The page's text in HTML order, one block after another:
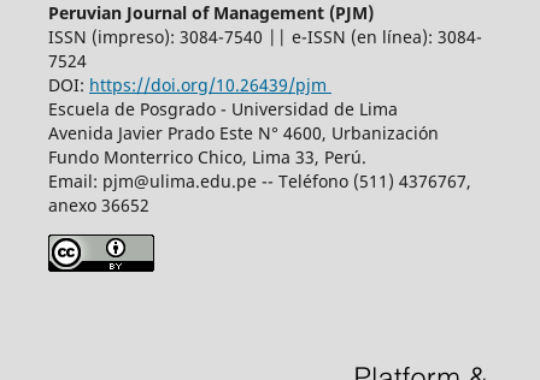
Peruvian Journal of Management (PJM)
ISSN (impreso): 3084-7540 || e-ISSN (en línea): 3084-
7524
DOI: https://doi.org/10.26439/pjm
Escuela de Posgrado - Universidad de Lima
Avenida Javier Prado Este N° 4600, Urbanización
Fundo Monterrico Chico, Lima 33, Perú.
Email: pjm@ulima.edu.pe-- Teléfono (511) 4376767,
anexo 36652